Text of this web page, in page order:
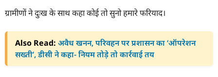
ग्रामीणों ने दुःख के साथ कहा कोई तो सुनो हमारे फरियाद।
Also Read: अवैध खनन, परिवहन पर प्रशासन का ‘ऑपरेशन
सख्ती’, डीसी ने कहा- नियम तोड़े तो कार्रवाई तय